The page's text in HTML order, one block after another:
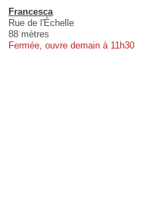
Francesca
Rue de l'Échelle
88 mètres
Fermée, ouvre demain à 11h30